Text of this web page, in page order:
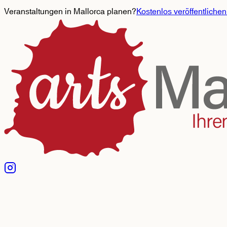
Veranstaltungen in Mallorca planen?Kostenlos veröffentlichen